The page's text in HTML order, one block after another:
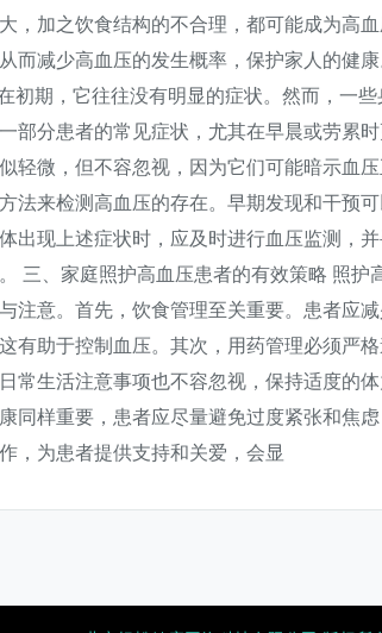
，加之饮食结构的不合理，都可能成为高
而减少高血压的发生概率，保护家人的健
初期，它往往没有明显的症状。然而，一
部分患者的常见症状，尤其在早晨或劳累
轻微，但不容忽视，因为它们可能暗示血
法来检测高血压的存在。早期发现和干预
出现上述症状时，应及时进行血压监测，
三、家庭照护高血压患者的有效策略 照护
注意。首先，饮食管理至关重要。患者应
有助于控制血压。其次，用药管理必须严
常生活注意事项也不容忽视，保持适度的
同样重要，患者应尽量避免过度紧张和焦
，为患者提供支持和关爱，会显